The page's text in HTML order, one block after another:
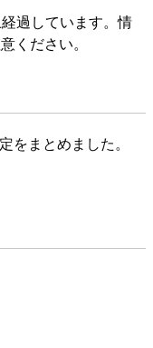
過しています。情
ください。
をまとめました。